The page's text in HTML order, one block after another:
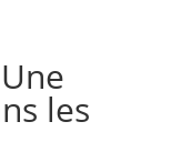
les